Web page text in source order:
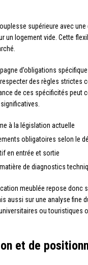
supérieure avec
un logement vide. Cette
d’obligations
des règles strictes
de ces spécificités peut
à la législation actuelle
obligatoires selon le
en entrée et sortie
de diagnostics
meublée repose
aussi sur une analyse fine
ou
et de